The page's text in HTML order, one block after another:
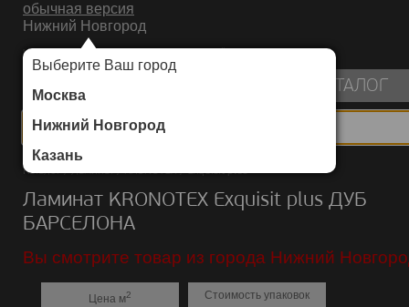
обычная версия
Нижний Новгород
Выберите Ваш город
Москва
Нижний Новгород
Казань
ИНТЕРНЕТ-МАГАЗИН НАПОЛЬНЫХ ПОКРЫТИЙ
КАТАЛОГ
Каталог/Ламинат/KRONOTEX/Exquisit plus
Ламинат KRONOTEX Exquisit plus ДУБ
БАРСЕЛОНА
Вы смотрите товар из города Нижний
Цена м2 Стоимость упаковок